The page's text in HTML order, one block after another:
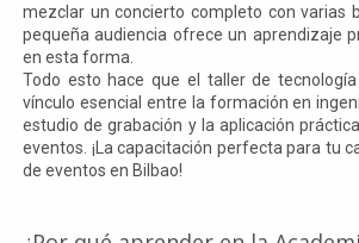
mezclar un concierto completo con varias
pequeña audiencia ofrece un aprendizaje
en esta forma.
Todo esto hace que el taller de
vínculo esencial entre la formación en
estudio de grabación y la aplicación
eventos. ¡La capacitación perfecta para tu
de eventos en Bilbao!